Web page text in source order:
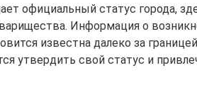
официальный статус города,
Информация о
известна далеко за
утвердить свой статус и